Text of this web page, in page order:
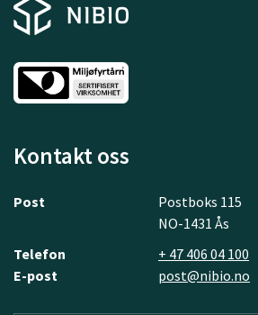
Kontakt oss
Post
Postboks 115
NO-1431 Ås
Telefon
+ 47 406 04 100
E-post
post@nibio.no